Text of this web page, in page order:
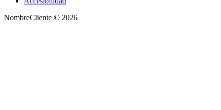
NombreCliente © 2026